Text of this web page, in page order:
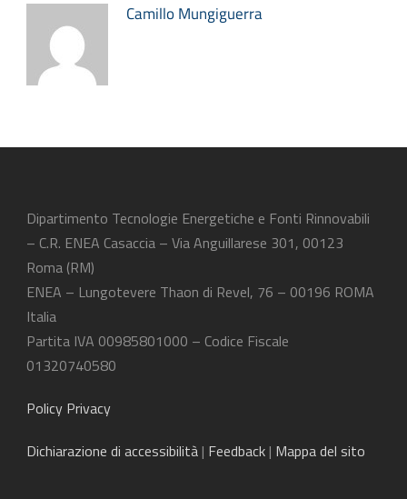
Camillo Mungiguerra
Dipartimento Tecnologie Energetiche e Fonti Rinnovabili
– C.R. ENEA Casaccia – Via Anguillarese 301, 00123
Roma (RM)
ENEA – Lungotevere Thaon di Revel, 76 – 00196 ROMA
Italia
Partita IVA 00985801000 – Codice Fiscale
01320740580
Policy Privacy
Dichiarazione di accessibilità | Feedback | Mappa del sito